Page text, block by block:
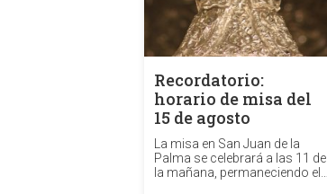
Recordatorio:
horario de misa del
15 de agosto
La misa en San Juan de la
Palma se celebrará a las 11 de
la mañana, permaneciendo el